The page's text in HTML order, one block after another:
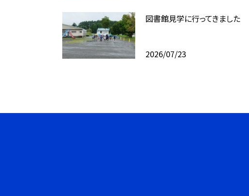
図書館見学に行ってきました
2026/07/23